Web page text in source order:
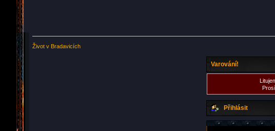
Život v Bradavicích
Varování!
Přihlásit